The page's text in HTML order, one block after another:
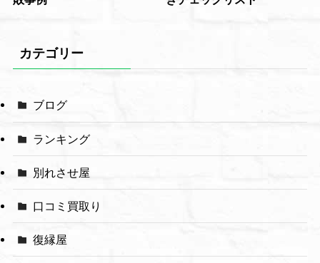
カテゴリー
ブログ
ランキング
別れさせ屋
口コミ買取り
復縁屋